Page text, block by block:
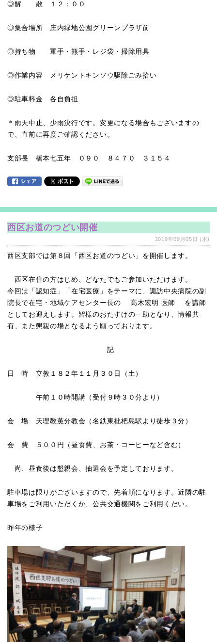
◎解 散 １２：００
◎集合場所 庄内緑地公園グリーンプラザ前
◎持ち物 軍手・熊手・レジ袋・掃除用具
◎作業内容 メリケントキンソウ駆除ごみ拾い
◎駐車料金 各自負担
＊雨天中止、少雨決行です。変更になる場合もございますの
で、直前に再度ご確認ください。
支部長 橋本七五年 ０９０ ８４７０ ３１５４
西区お道のつどい開催
2019年09月05日 (木)
西区支部では第８回「西区お道のつどい」を開催します。
西区在住の方はじめ、どなたでもご参加いただけます。
今回は「認知症」「在宅医療」をテーマに、諏訪中央病院の副
院長で在宅・地域ケアセンター長の 高木宏明 医師 を講師
としてお迎えします。皆様のおたすけの一助となり、情報共
有、また懇親の場となるよう願っております。
記
日 時 立教１８２年１１月３０日（土）
午前１０時開講（受付９時３０分より）
会 場 天理教薫分教会（名鉄東枇杷島駅より徒歩３分）
会 費 ５００円（昼食費、お茶・コーヒーなど含む）
尚、昼食後は懇親会、抽選会を予定しております。
駐車場は限りがございますので、先着順になります。近隣の駐
車場をご利用いただくか、公共交通機関をご利用くだい。
昨年の様子